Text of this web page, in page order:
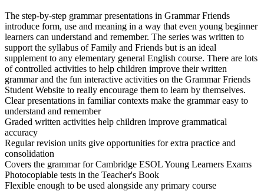
The step-by-step grammar presentations in Grammar Friends
introduce form, use and meaning in a way that even young beginner
learners can understand and remember. The series was written to
support the syllabus of Family and Friends but is an ideal
supplement to any elementary general English course. There are lots
of controlled activities to help children improve their written
grammar and the fun interactive activities on the Grammar Friends
Student Website to really encourage them to learn by themselves.
Clear presentations in familiar contexts make the grammar easy to
understand and remember
Graded written activities help children improve grammatical
accuracy
Regular revision units give opportunities for extra practice and
consolidation
Covers the grammar for Cambridge ESOL Young Learners Exams
Photocopiable tests in the Teacher's Book
Flexible enough to be used alongside any primary course